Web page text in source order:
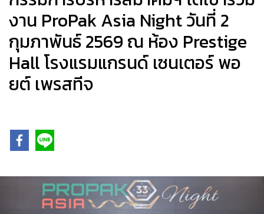
งาน ProPak Asia Night วันที่ 2
กุมภาพันธ์ 2569 ณ ห้อง Prestige
Hall โรงแรมแกรนด์ เซนเตอร์ พอ
ยต์ เพรสทีจ